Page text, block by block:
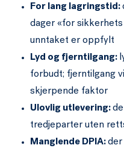
For lang lagringstid:
dager «for
unntaket er oppfylt
Lyd og fjerntilgang:
forbudt; fjerntilgang
skjerpende faktor
Ulovlig utlevering:
tredjeparter uten
Manglende DPIA: